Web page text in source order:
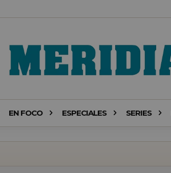
EN FOCO ESPECIALES SERIES